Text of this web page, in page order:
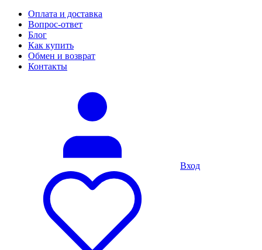
Оплата и доставка
Вопрос-ответ
Блог
Как купить
Обмен и возврат
Контакты
Вход